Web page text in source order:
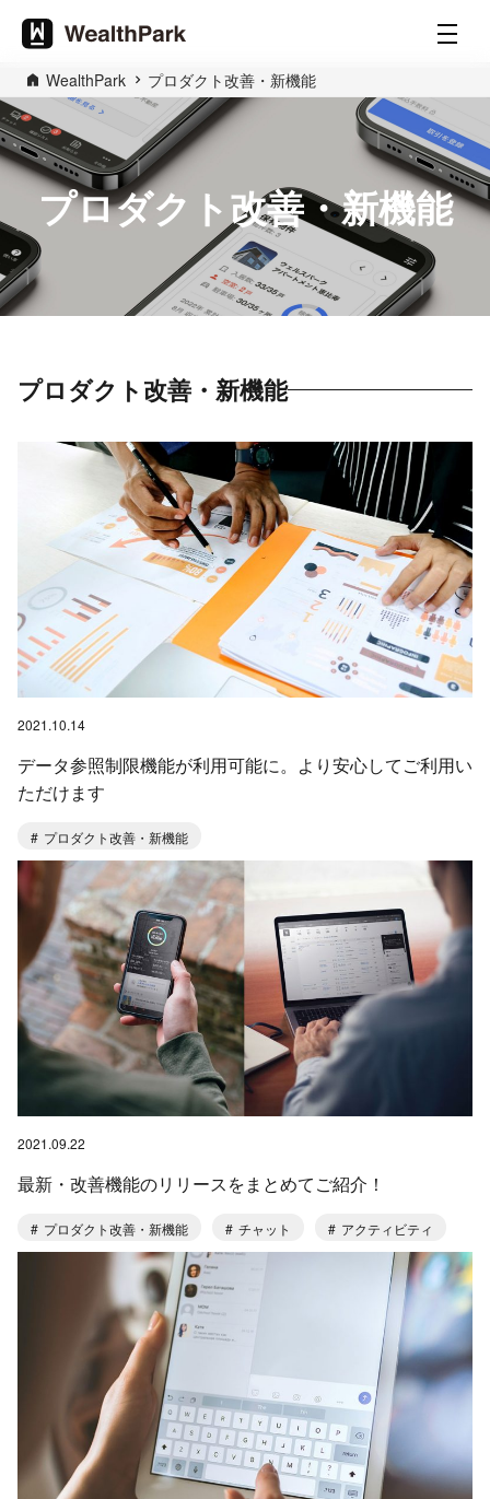
WealthPark プロダクト改善・新機能
プロダクト改善・新機能
プロダクト改善・新機能
2021.10.14
データ参照制限機能が利用可能に。より安心してご利用い
ただけます
プロダクト改善・新機能
2021.09.22
最新・改善機能のリリースをまとめてご紹介！
プロダクト改善・新機能 チャット アクティビティ